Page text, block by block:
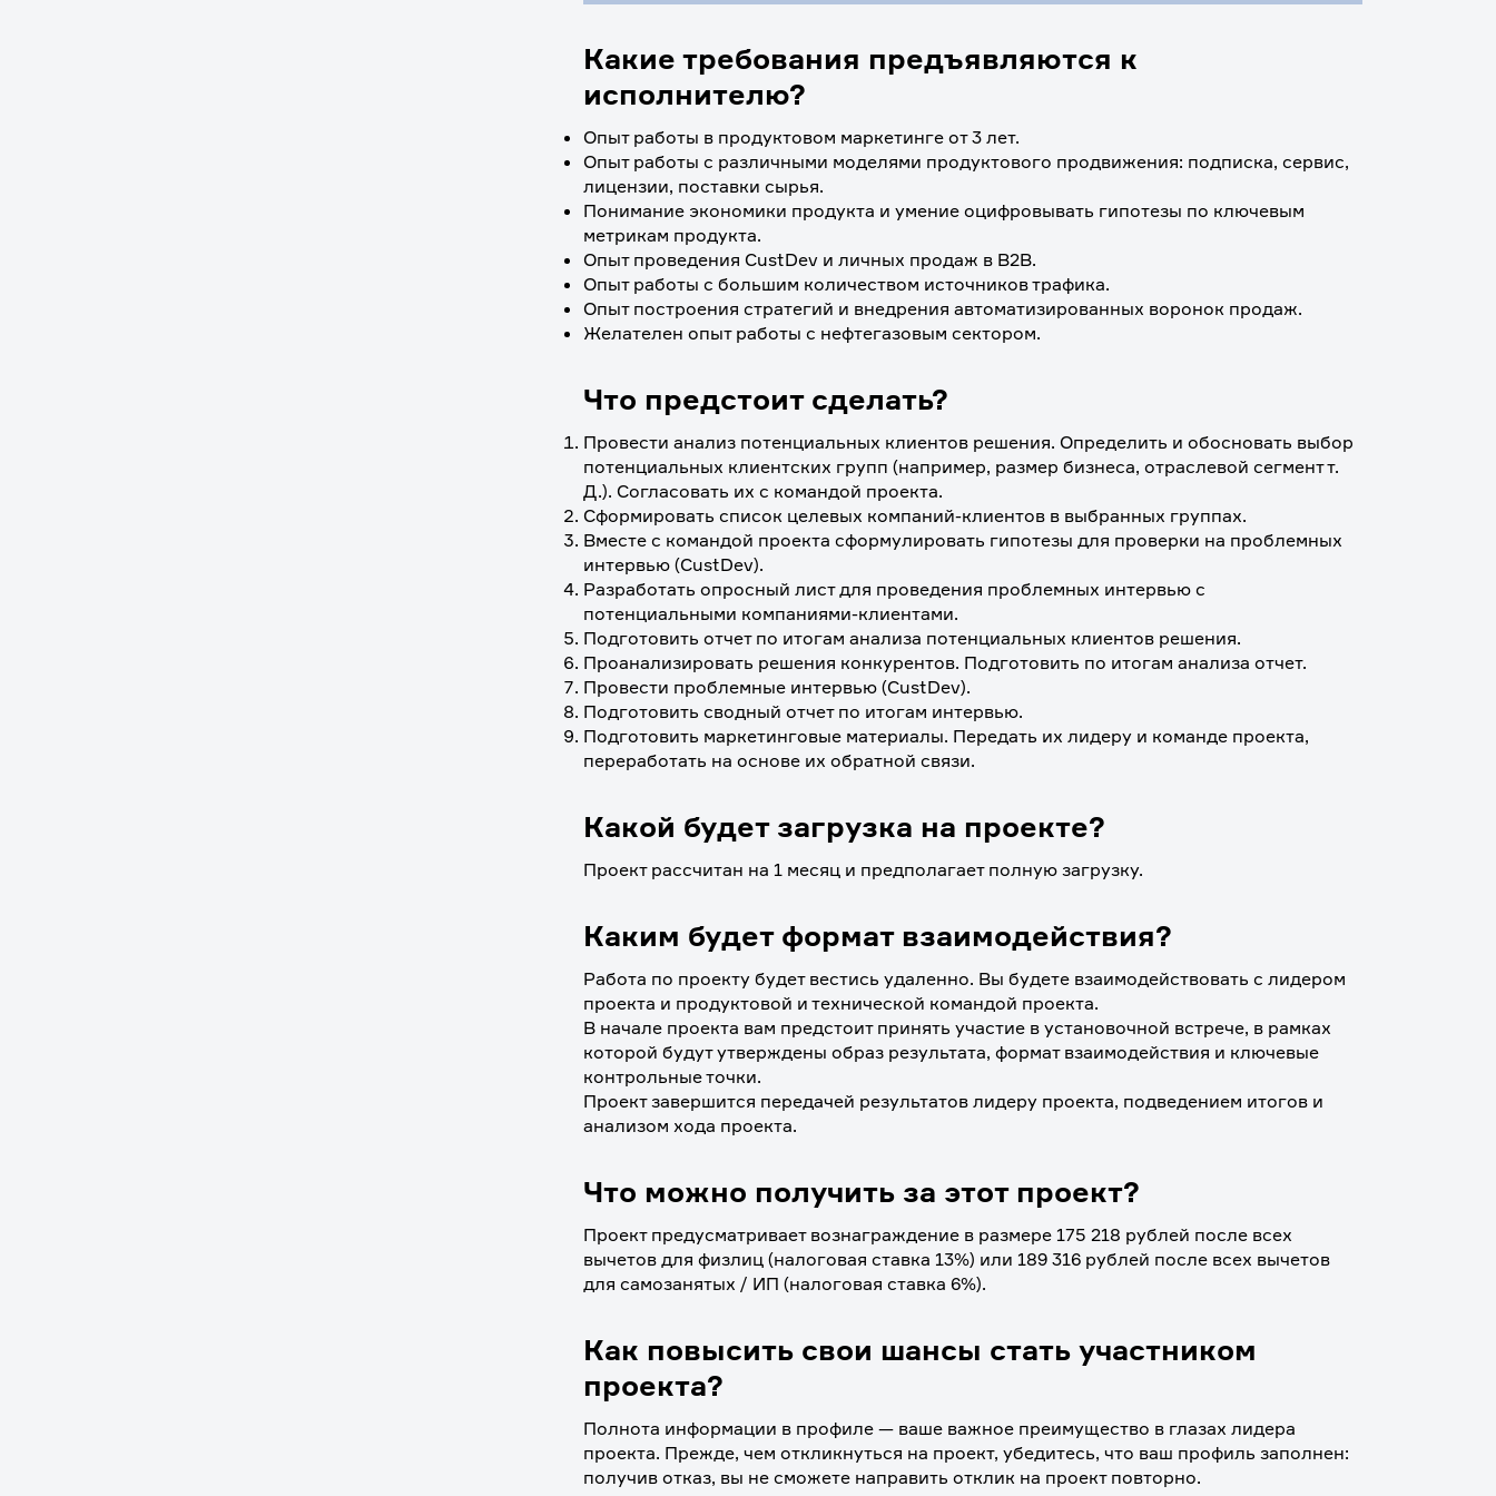
Какие требования предъявляются к
исполнителю?
Опыт работы в продуктовом маркетинге от 3 лет.
Опыт работы с различными моделями продуктового продвижения: подписка, сервис,
лицензии, поставки сырья.
Понимание экономики продукта и умение оцифровывать гипотезы по ключевым
метрикам продукта.
Опыт проведения CustDev и личных продаж в B2B.
Опыт работы с большим количеством источников трафика.
Опыт построения стратегий и внедрения автоматизированных воронок продаж.
Желателен опыт работы с нефтегазовым сектором.
Что предстоит сделать?
Провести анализ потенциальных клиентов решения. Определить и обосновать выбор
потенциальных клиентских групп (например, размер бизнеса, отраслевой сегмент т.
Д.). Согласовать их с командой проекта.
Сформировать список целевых компаний-клиентов в выбранных группах.
Вместе с командой проекта сформулировать гипотезы для проверки на проблемных
интервью (CustDev).
Разработать опросный лист для проведения проблемных интервью с
потенциальными компаниями-клиентами.
Подготовить отчет по итогам анализа потенциальных клиентов решения.
Проанализировать решения конкурентов. Подготовить по итогам анализа отчет.
Провести проблемные интервью (CustDev).
Подготовить сводный отчет по итогам интервью.
Подготовить маркетинговые материалы. Передать их лидеру и команде проекта,
переработать на основе их обратной связи.
Какой будет загрузка на проекте?
Проект рассчитан на 1 месяц и предполагает полную загрузку.
Каким будет формат взаимодействия?
Работа по проекту будет вестись удаленно. Вы будете взаимодействовать с лидером
проекта и продуктовой и технической командой проекта.
В начале проекта вам предстоит принять участие в установочной встрече, в рамках
которой будут утверждены образ результата, формат взаимодействия и ключевые
контрольные точки.
Проект завершится передачей результатов лидеру проекта, подведением итогов и
анализом хода проекта.
Что можно получить за этот проект?
Проект предусматривает вознаграждение в размере 175 218 рублей после всех
вычетов для физлиц (налоговая ставка 13%) или 189 316 рублей после всех вычетов
для самозанятых / ИП (налоговая ставка 6%).
Как повысить свои шансы стать участником
проекта?
Полнота информации в профиле — ваше важное преимущество в глазах лидера
проекта. Прежде, чем откликнуться на проект, убедитесь, что ваш профиль заполнен:
получив отказ, вы не сможете направить отклик на проект повторно.